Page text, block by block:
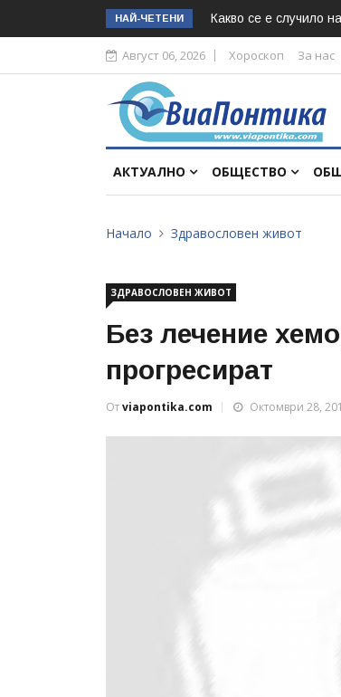
НАЙ-ЧЕТЕНИ Какво се е случило
Август 06, 2026 Хороскоп За нас
АКТУАЛНО ОБЩЕСТВО
Начало Здравословен живот
ЗДРАВОСЛОВЕН ЖИВОТ
Без лечение
прогресират
Отviapontika.com Октомври 28,